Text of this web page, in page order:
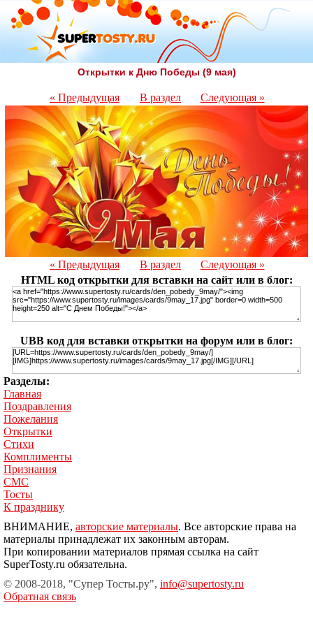
Открытки к Дню Победы (9 мая)
« Предыдущая В раздел Следующая »
« Предыдущая В раздел
Следующая »
HTML код открытки для вставки на сайт или в блог:
UBB код для вставки открытки на форум или в блог:
Разделы:
Главная
Поздравления
Пожелания
Открытки
Стихи
Комплименты
Признания
СМС
Тосты
К празднику
ВНИМАНИЕ, авторские материалы. Все авторские права на
материалы принадлежат их законным авторам.
При копировании материалов прямая ссылка на сайт
SuperTosty.ru обязательна.
© 2008-2018, "Супер Тосты.ру", info@supertosty.ru
Обратная связь